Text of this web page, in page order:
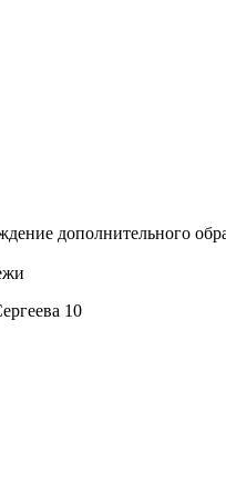
дополнительного
10